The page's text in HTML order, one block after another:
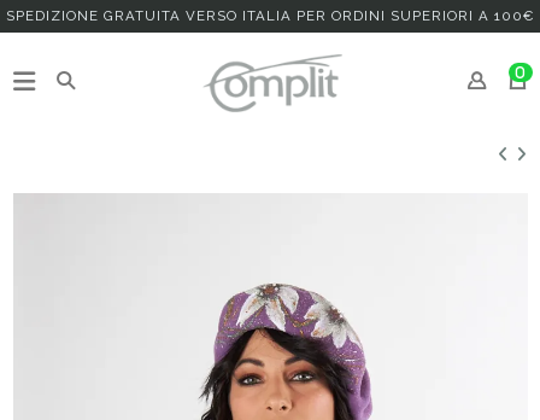
SPEDIZIONE GRATUITA VERSO ITALIA PER ORDINI SUPERIORI A 100€
0